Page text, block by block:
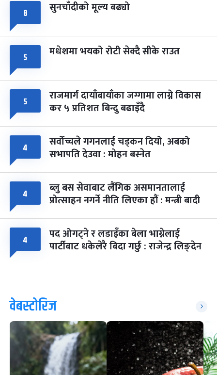
८ सुनचाँदीको मूल्य बढ्यो
५ मधेशमा भयको रोटी सेक्दै सीके राउत
५ राजमार्ग दायाँबायाँका जग्गामा लाग्ने विकास
कर ५ प्रतिशत बिन्दु बढाइँदै
४ सर्वोच्चले गगनलाई चड्कन दियो, अबको
सभापति देउवा : मोहन बस्नेत
४ ब्लु बस सेवाबाट लैंगिक असमानतालाई
प्रोत्साहन नगर्ने नीति लिएका हौं : मन्त्री बादी
४ पद ओगट्ने र लडाइँका बेला भाग्नेलाई
पार्टीबाट धकेलेरै बिदा गर्छु : राजेन्द्र लिङ्देन
वेबस्टोरिज